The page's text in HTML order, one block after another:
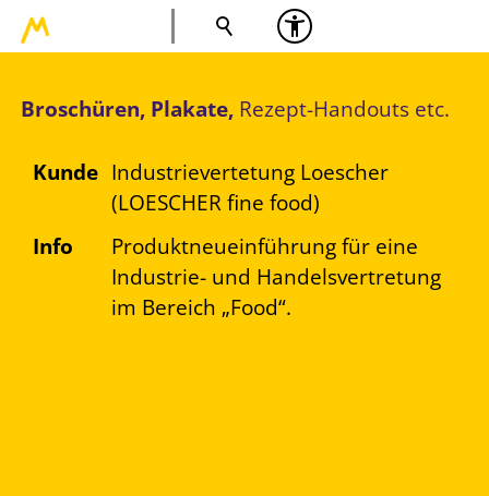
Broschüren, Plakate, Rezept-Handouts etc.
Kunde Industrievertetung Loescher
(LOESCHER fine food)
Info
Produktneueinführung für eine
Industrie- und Handelsvertretung
im Bereich „Food“.